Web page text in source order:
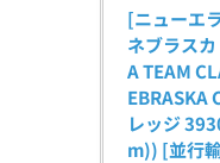
[ニューエ
ネブラス
A TEAM
EBRASKA
レッジ
m)) [並行